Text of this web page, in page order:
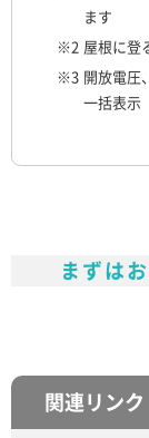
ます
※2 屋根に登
※3 開放電圧
一括表示
まずは
関連リンク